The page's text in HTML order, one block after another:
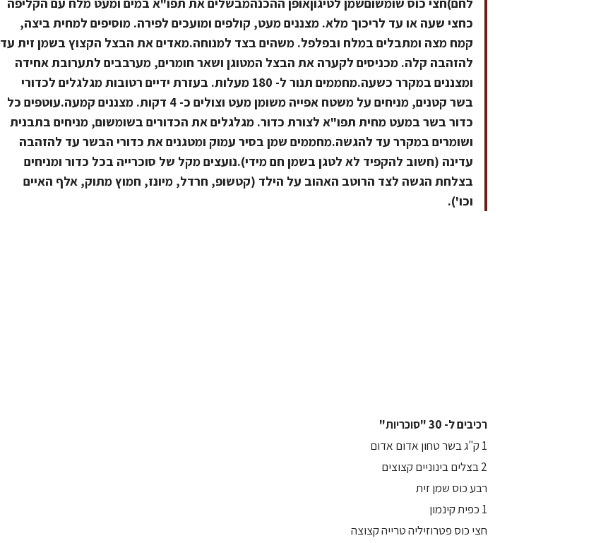
כחצי שעה או עד לריכוך מלא. מצננים מעט, קולפים ומועכים לפירה. מוסיפים למחית ביצה,
קמח מצה ומתבלים במלח ובפלפל. משהים בצד למנוחה.מאדים את הבצל הקצוץ בשמן זית עד
להזהבה קלה. מכניסים לקערה את הבצל המטוגן ושאר חומרים, מערבבים לתערובת אחידה
ומצננים במקרר כשעה.מחממים תנור ל- 180 מעלות. בעזרת ידיים רטובות מגלגלים לכדורי
בשר קטנים, מניחים על משטח אפייה משומן מעט וצולים כ- 4 דקות. מצננים קמעה.עוטפים כל
כדור בשר במעט מחית תפו"א לצורת כדור. מגלגלים את הכדורים בשומשום, מניחים בתבנית
ושומרים במקרר עד להגשה.מחממים שמן בסיר עמוק ומטגנים את כדורי הבשר עד להזהבה
עדינה (חשוב להקפיד לא לטגן בשמן חם מידי).נועצים מקל של סוכרייה בכל כדור ומניחים
בצלחת הגשה לצד הרוטב האהוב על הילד (קטשופ, חרדל, מיונז, חמוץ מתוק, אלף האיים
וכו').
רכיבים ל- 30 "סוכריות"
1 ק"ג בשר טחון אדום אדום
2 בצלים בינוניים קצוצים
רבע כוס שמן זית
1 כפית קינמון
חצי כוס פטרוזיליה טרייה קצוצה